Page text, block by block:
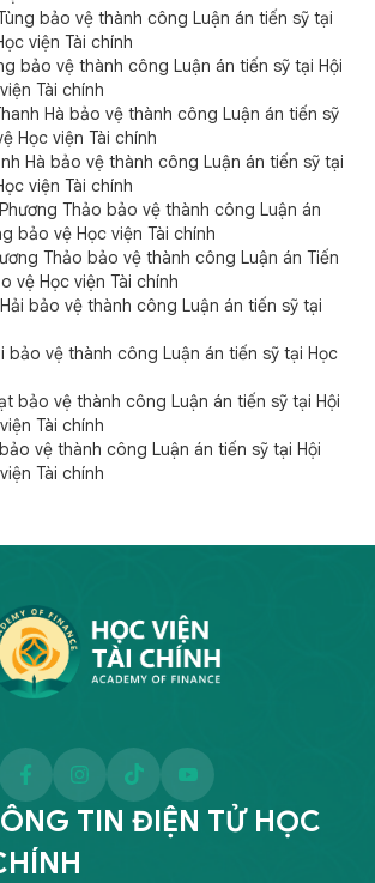
bảo vệ thành công Luận án tiến sỹ tại Hội
Tài chính
Hà bảo vệ thành công Luận án tiến sỹ tại
viện Tài chính
Thảo bảo vệ thành công Luận án Tiến
vệ Học viện Tài chính
bảo vệ thành công Luận án tiến sỹ tại Học
vệ thành công Luận án tiến sỹ tại Hội
Tài chính
TIN ĐIỆN TỬ HỌC